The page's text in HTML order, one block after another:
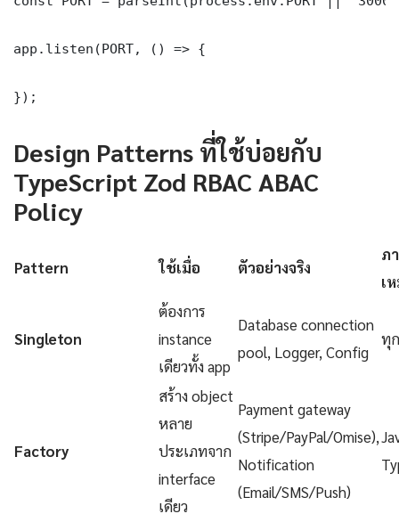
app.listen(PORT, () => {
});
Design Patterns ที่ใช้บ่อยกับ
TypeScript Zod RBAC ABAC
Policy
Pattern ใช้เมื่อ ตัวอย่างจริง
ภ
เ
Singleton
ต้องการ
instance
เดียวทั้ง app
Database connection
pool, Logger, Config
ทุ
Factory
สร้าง object
หลาย
ประเภทจาก
interface
เดียว
Payment gateway
(Stripe/PayPal/Omise),
Notification
(Email/SMS/Push)